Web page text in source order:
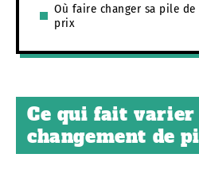
Où faire changer sa pile
prix
Ce qui fait varier
changement de